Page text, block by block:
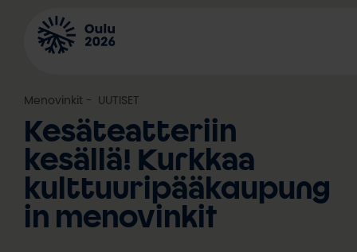
sisältöön
Menovinkit UUTISET
Kesäteatteriin
kesällä! Kurkkaa
kulttuuripääkaupung
in menovinkit